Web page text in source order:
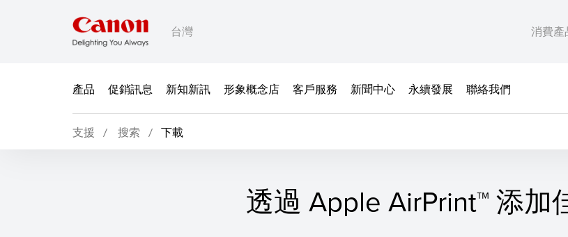
台灣 消費產
產品 促銷訊息 新知新訊 形象概念店 客戶服務 新聞中心 永續發展 聯絡我們
支援 搜索 下載
透過 Apple AirPrint™ 添加